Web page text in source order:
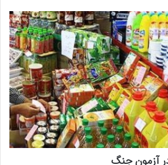
آزمون جنگ